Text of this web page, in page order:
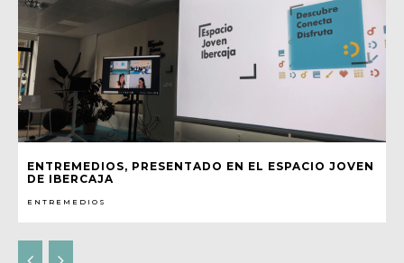
ENTREMEDIOS, PRESENTADO EN EL ESPACIO JOVEN
DE IBERCAJA
ENTREMEDIOS